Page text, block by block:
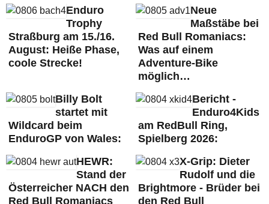
Enduro
Trophy
Straßburg am 15./16.
August: Heiße Phase,
coole Strecke!
Neue
Maßstäbe bei
Red Bull Romaniacs:
Was auf einem
Adventure-Bike
möglich…
Billy Bolt
startet mit
Wildcard beim
EnduroGP von Wales:
Bericht -
Enduro4Kids
am RedBull Ring,
Spielberg 2026:
HEWR:
Stand der
Österreicher NACH den
Red Bull Romaniacs
X-Grip: Dieter
Rudolf und die
Brightmore - Brüder bei
den Red Bull